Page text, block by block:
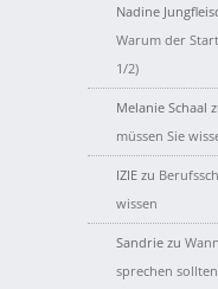
Nadine
Warum der
1/2)
Melanie Schaal
müssen Sie
IZIE zu
wissen
Sandrie zu
sprechen